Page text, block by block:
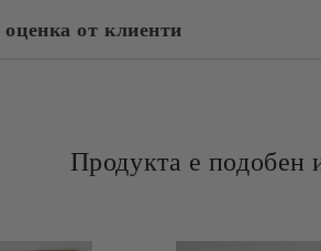
от клиенти
Продукта е подобен